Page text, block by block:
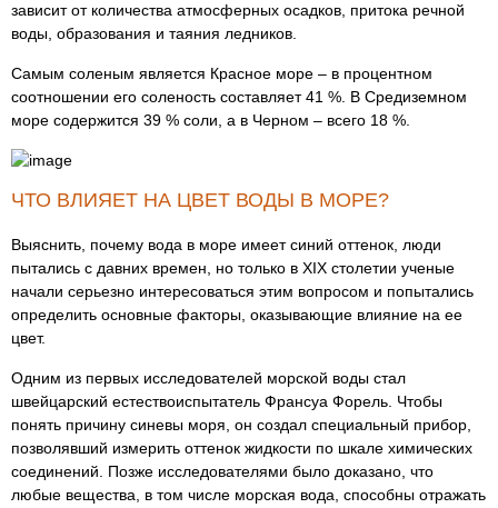
зависит от количества атмосферных осадков, притока речной
воды, образования и таяния ледников.
Самым соленым является Красное море – в процентном
соотношении его соленость составляет 41 %. В Средиземном
море содержится 39 % соли, а в Черном – всего 18 %.
ЧТО ВЛИЯЕТ НА ЦВЕТ ВОДЫ В МОРЕ?
Выяснить, почему вода в море имеет синий оттенок, люди
пытались с давних времен, но только в XIX столетии ученые
начали серьезно интересоваться этим вопросом и попытались
определить основные факторы, оказывающие влияние на ее
цвет.
Одним из первых исследователей морской воды стал
швейцарский естествоиспытатель Франсуа Форель. Чтобы
понять причину синевы моря, он создал специальный прибор,
позволявший измерить оттенок жидкости по шкале химических
соединений. Позже исследователями было доказано, что
любые вещества, в том числе морская вода, способны отражать